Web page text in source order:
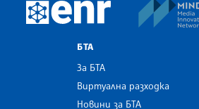
European Newsroom
БТА
За БТА
Виртуална разходка
Новини за БТА